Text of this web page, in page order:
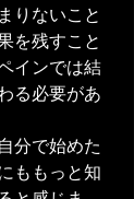
りないこと
を残すこと
インでは結
る必要があ
分で始めた
ももっと知